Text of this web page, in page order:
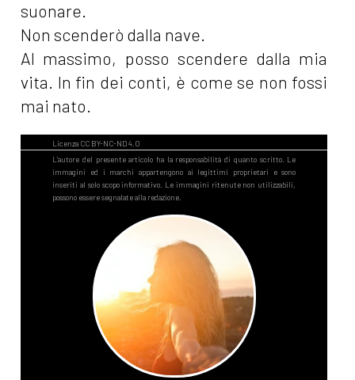
suonare.
Non scenderò dalla nave.
Al massimo, posso scendere dalla mia
vita. In fin dei conti, è come se non fossi
mai nato.